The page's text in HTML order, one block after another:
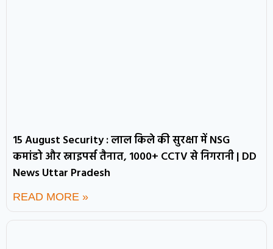
15 August Security : लाल किले की सुरक्षा में NSG
कमांडो और स्नाइपर्स तैनात, 1000+ CCTV से निगरानी | DD
News Uttar Pradesh
READ MORE »